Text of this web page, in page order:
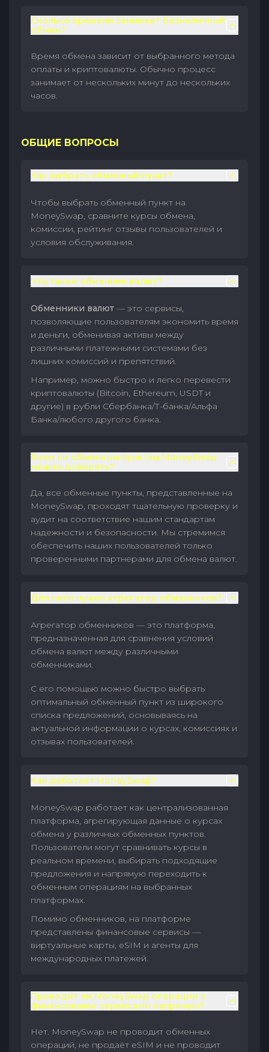
Сколько времени занимает безналичный
обмен?
Время обмена зависит от выбранного метода
оплаты и криптовалюты. Обычно процесс
занимает от нескольких минут до нескольких
часов.
ОБЩИЕ ВОПРОСЫ
Как выбрать обменный пункт?
Чтобы выбрать обменный пункт на
MoneySwap, сравните курсы обмена,
комиссии, рейтинг отзывы пользователей и
условия обслуживания.
Что такое обменник валют?
Обменники валют — это сервисы,
позволяющие пользователям экономить время
и деньги, обменивая активы между
различными платежными системами без
лишних комиссий и препятствий.
Например, можно быстро и легко перевести
криптовалюты (Bitcoin, Ethereum, USDT и
другие) в рубли Сбербанка/Т-банка/Альфа
Банка/любого другого банка.
Всем ли обменным пунктам MoneySwap
можно доверять?
Да, все обменные пункты, представленные на
MoneySwap, проходят тщательную проверку и
аудит на соответствие нашим стандартам
надежности и безопасности. Мы стремимся
обеспечить наших пользователей только
проверенными партнерами для обмена валют.
Для чего нужен агрегатор обменников?
Агрегатор обменников — это платформа,
предназначенная для сравнения условий
обмена валют между различными
обменниками.
С его помощью можно быстро выбрать
оптимальный обменный пункт из широкого
списка предложений, основываясь на
актуальной информации о курсах, комиссиях и
отзывах пользователей.
Как работает MoneySwap?
MoneySwap работает как централизованная
платформа, агрегирующая данные о курсах
обмена у различных обменных пунктов.
Пользователи могут сравнивать курсы в
реальном времени, выбирать подходящие
предложения и напрямую переходить к
обменным операциям на выбранных
платформах.
Помимо обменников, на платформе
представлены финансовые сервисы —
виртуальные карты, eSIM и агенты для
международных платежей.
Проводит ли MoneySwap операции с
финансовыми сервисами напрямую?
Нет. MoneySwap не проводит обменных
операций, не продаёт eSIM и не проводит